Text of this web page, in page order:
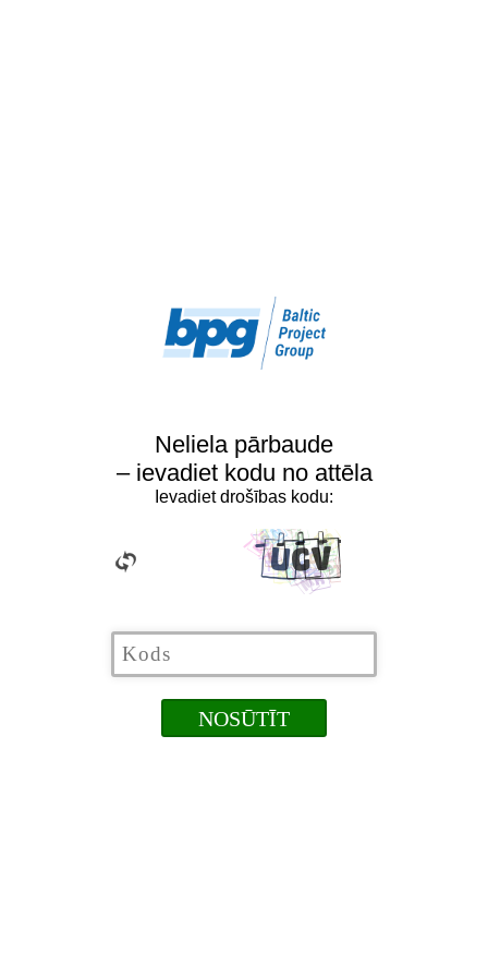
Neliela pārbaude
– ievadiet kodu no attēla
Ievadiet drošības kodu: